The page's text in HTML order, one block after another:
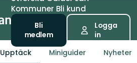
Kommuner Bli kund
Bli
medlem
Logga
in
Upptäck Miniguider Nyheter